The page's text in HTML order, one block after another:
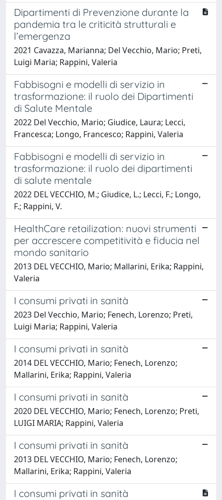
Dipartimenti di Prevenzione durante la
pandemia tra le criticità strutturali e
l’emergenza
2021 Cavazza, Marianna; Del Vecchio, Mario; Preti,
Luigi Maria; Rappini, Valeria
Fabbisogni e modelli di servizio in
trasformazione: il ruolo dei Dipartimenti
di Salute Mentale
2022 Del Vecchio, Mario; Giudice, Laura; Lecci,
Francesca; Longo, Francesco; Rappini, Valeria
Fabbisogni e modelli di servizio in
trasformazione: il ruolo dei dipartimenti
di salute mentale
2022 DEL VECCHIO, M.; Giudice, L.; Lecci, F.; Longo,
F.; Rappini, V.
HealthCare retailization: nuovi strumenti
per accrescere competitività e fiducia nel
mondo sanitario
2013 DEL VECCHIO, Mario; Mallarini, Erika; Rappini,
Valeria
I consumi privati in sanità
2023 Del Vecchio, Mario; Fenech, Lorenzo; Preti,
Luigi Maria; Rappini, Valeria
I consumi privati in sanità
2014 DEL VECCHIO, Mario; Fenech, Lorenzo;
Mallarini, Erika; Rappini, Valeria
I consumi privati in sanità
2020 DEL VECCHIO, Mario; Fenech, Lorenzo; Preti,
LUIGI MARIA; Rappini, Valeria
I consumi privati in sanità
2013 DEL VECCHIO, Mario; Fenech, Lorenzo;
Mallarini, Erika; Rappini, Valeria
I consumi privati in sanità